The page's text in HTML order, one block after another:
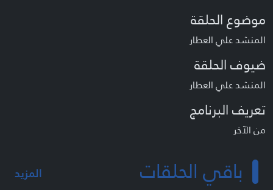
موضوع الحلقة
المنشد علي العطار
ضيوف الحلقة
المنشد علي العطار
تعريف البرنامج
من الآخر
باقي الحلقات المزيد